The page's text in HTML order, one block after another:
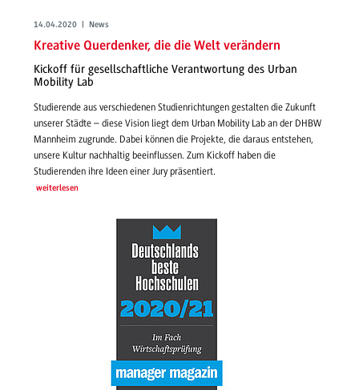
14.04.2020 | News
Kreative Querdenker, die die Welt verändern
Kickoff für gesellschaftliche Verantwortung des Urban
Mobility Lab
Studierende aus verschiedenen Studienrichtungen gestalten die Zukunft
unserer Städte – diese Vision liegt dem Urban Mobility Lab an der DHBW
Mannheim zugrunde. Dabei können die Projekte, die daraus entstehen,
unsere Kultur nachhaltig beeinflussen. Zum Kickoff haben die
Studierenden ihre Ideen einer Jury präsentiert.
weiterlesen